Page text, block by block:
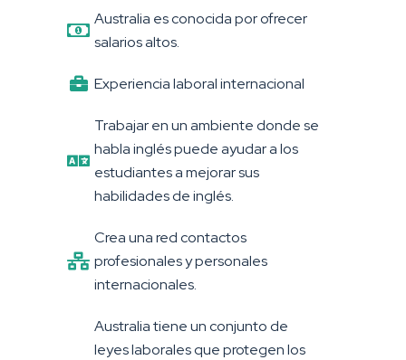
Australia es conocida por ofrecer
salarios altos.
Experiencia laboral internacional
Trabajar en un ambiente donde se
habla inglés puede ayudar a los
estudiantes a mejorar sus
habilidades de inglés.
Crea una red contactos
profesionales y personales
internacionales.
Australia tiene un conjunto de
leyes laborales que protegen los